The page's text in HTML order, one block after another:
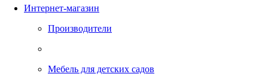
Интернет-магазин
Производители
Мебель для детских садов